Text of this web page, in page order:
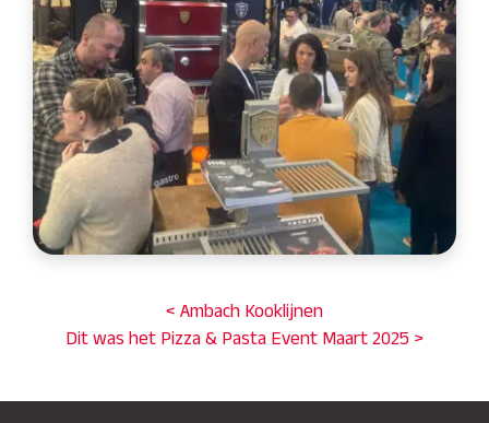
< Ambach Kooklijnen
Dit was het Pizza & Pasta Event Maart 2025 >